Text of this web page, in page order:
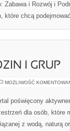
Zabawa i Rozwój i
które chcą
I GRUP
MOŻLIWOŚĆ
poświęcony
dla osób, które
z wodą, naturą